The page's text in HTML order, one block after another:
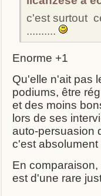
c'est surtout
..........
Enorme +1
Qu'elle n'ait pas
podiums, être
et des moins
lors de ses
auto-persuasion
c'est
En
est d'une rare